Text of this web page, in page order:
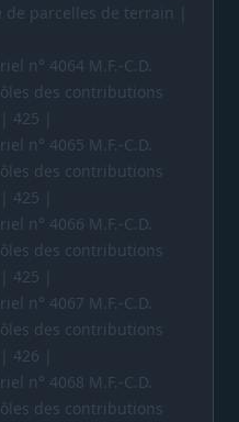
parcelles de terrain |
n° 4064 M.F.-C.D.
des contributions
425 |
n° 4065 M.F.-C.D.
des contributions
425 |
n° 4066 M.F.-C.D.
des contributions
425 |
n° 4067 M.F.-C.D.
des contributions
426 |
n° 4068 M.F.-C.D.
des contributions